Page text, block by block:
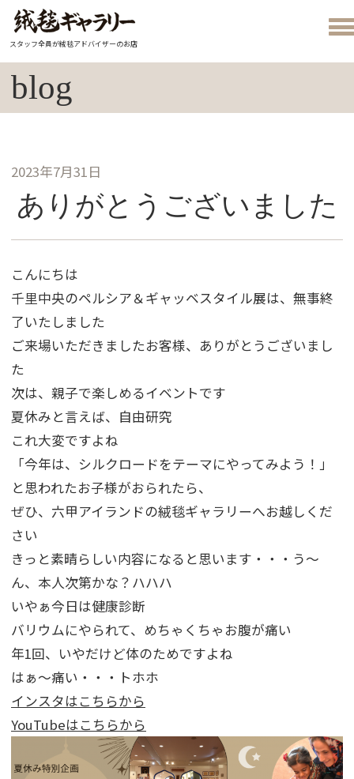
スタッフ全員が絨毯アドバイザーのお店
blog
2023年7月31日
ありがとうございました
こんにちは
千里中央のペルシア＆ギャッベスタイル展は、無事終
了いたしました
ご来場いただきましたお客様、ありがとうございまし
た
次は、親子で楽しめるイベントです
夏休みと言えば、自由研究
これ大変ですよね
「今年は、シルクロードをテーマにやってみよう！」
と思われたお子様がおられたら、
ぜひ、六甲アイランドの絨毯ギャラリーへお越しくだ
さい
きっと素晴らしい内容になると思います・・・う～
ん、本人次第かな？ハハハ
いやぁ今日は健康診断
バリウムにやられて、めちゃくちゃお腹が痛い
年1回、いやだけど体のためですよね
はぁ～痛い・・・トホホ
インスタはこちらから
YouTubeはこちらから